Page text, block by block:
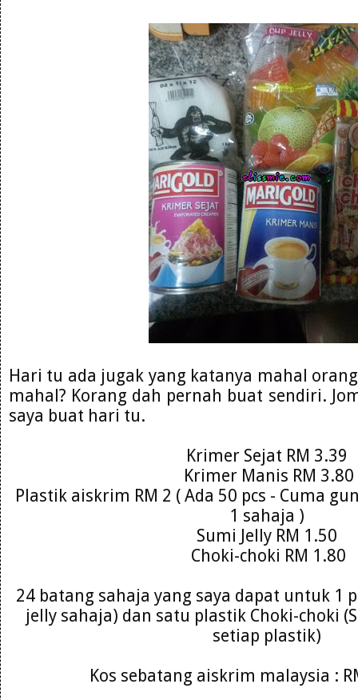
Hari tu ada jugak yang katanya mahal
mahal? Korang dah pernah buat sendiri.
saya buat hari tu.
Krimer Sejat RM 3.39
Krimer Manis RM 3.80
Plastik aiskrim RM 2 ( Ada 50 pcs - Cuma
1 sahaja )
Sumi Jelly RM 1.50
Choki-choki RM 1.80
24 batang sahaja yang saya dapat untuk 1
jelly sahaja) dan satu plastik Choki-choki
setiap plastik)
Kos sebatang aiskrim malaysia :